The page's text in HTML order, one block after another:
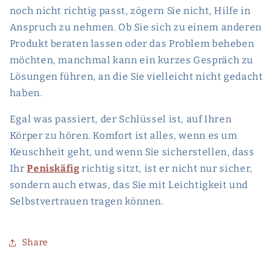
noch nicht richtig passt, zögern Sie nicht, Hilfe in
Anspruch zu nehmen. Ob Sie sich zu einem anderen
Produkt beraten lassen oder das Problem beheben
möchten, manchmal kann ein kurzes Gespräch zu
Lösungen führen, an die Sie vielleicht nicht gedacht
haben.
Egal was passiert, der Schlüssel ist, auf Ihren
Körper zu hören. Komfort ist alles, wenn es um
Keuschheit geht, und wenn Sie sicherstellen, dass
IhrPeniskäfig richtig sitzt, ist er nicht nur sicher,
sondern auch etwas, das Sie mit Leichtigkeit und
Selbstvertrauen tragen können.
Share